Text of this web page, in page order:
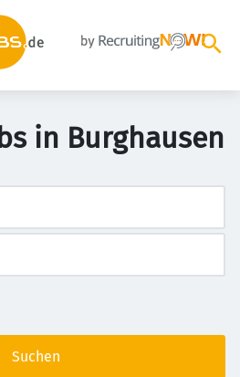
in Burghausen
Suchen